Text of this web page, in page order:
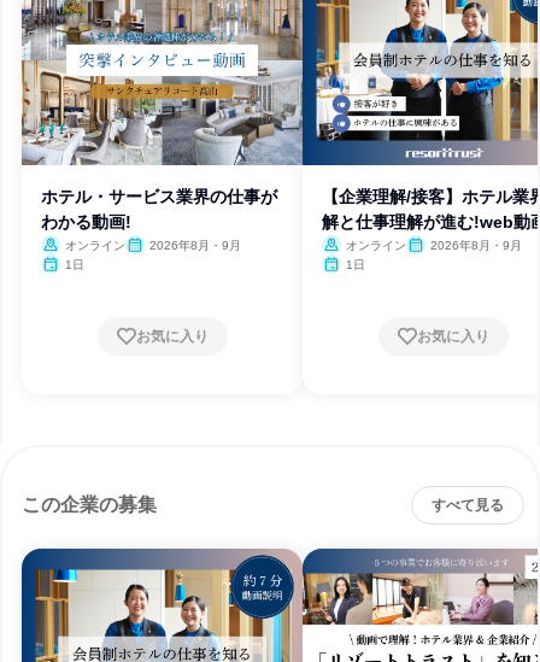
ホテル・サービス業界の仕事が
わかる動画!
オンライン
2026年8月・9月
1日
お気に入り
【企業理解/接客】ホテル業
解と仕事理解が進む!web動
オンライン
2026年8月・9月
1日
お気に入り
この企業の募集 すべて見る